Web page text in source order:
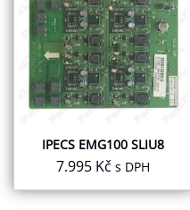
IPECS EMG100 SLIU8
7.995 Kč s DPH